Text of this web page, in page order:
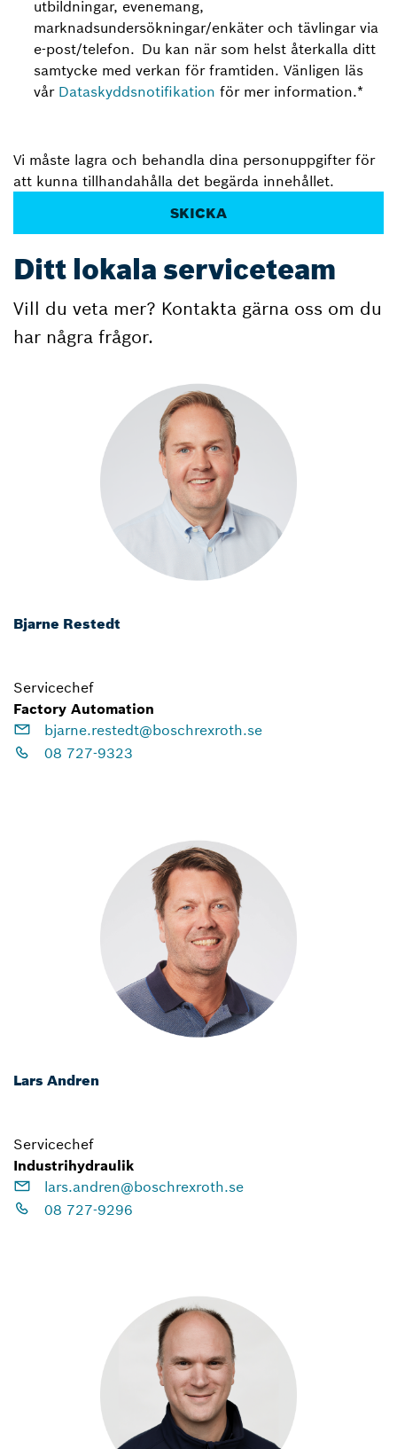
utbildningar, evenemang,
marknadsundersökningar/enkäter och tävlingar via
e-post/telefon. Du kan när som helst återkalla ditt
samtycke med verkan för framtiden. Vänligen läs
vår Dataskyddsnotifikation för mer information.*
Vi måste lagra och behandla dina personuppgifter för
att kunna tillhandahålla det begärda innehållet.
Ditt lokala serviceteam
Vill du veta mer? Kontakta gärna oss om du
har några frågor.
Bjarne Restedt
Servicechef
Factory Automation
bjarne.restedt@boschrexroth.se
08 727-9323
Lars Andren
Servicechef
Industrihydraulik
lars.andren@boschrexroth.se
08 727-9296